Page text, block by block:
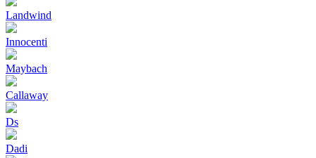
Landwind
Innocenti
Maybach
Callaway
Ds
Dadi